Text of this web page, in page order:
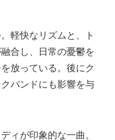
軽快なリズムと、ト
合し、日常の憂鬱を
放っている。後にク
バンドにも影響を与
ィが印象的な一曲。